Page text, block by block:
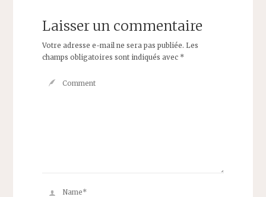
Laisser un commentaire
Votre adresse e-mail ne sera pas publiée. Les
champs obligatoires sont indiqués avec *